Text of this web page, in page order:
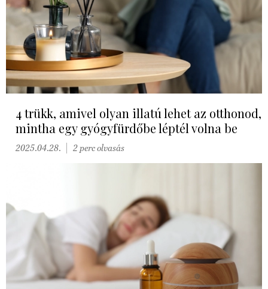
4 trükk, amivel olyan illatú lehet az otthonod,
mintha egy gyógyfürdőbe léptél volna be
2025.04.28. 2 perc olvasás